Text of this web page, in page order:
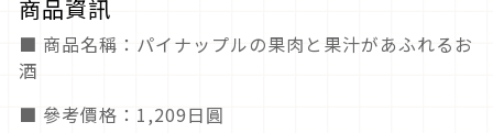
商品資訊
■ 商品名稱：パイナップルの果肉と果汁があふれるお
酒
■ 參考價格：1,209日圓